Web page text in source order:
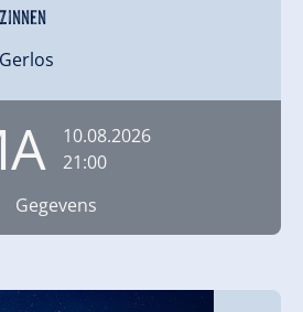
10.08.2026
21:00
Gegevens